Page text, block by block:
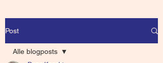
Post
Alle blogposts